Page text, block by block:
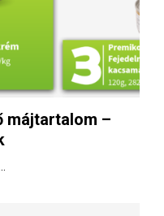
májtartalom –